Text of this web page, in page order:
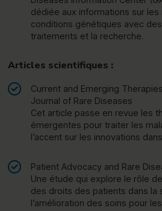
dédiée aux informations sur
conditions génétiques avec
traitements et la recherche.
Articles scientifiques :
Current and Emerging
Journal of Rare Diseases
Cet article passe en revue les
émergentes pour traiter les
l’accent sur les innovations
Patient Advocacy and Rare
Une étude qui explore le rôle
des droits des patients dans la
l’amélioration des soins pour